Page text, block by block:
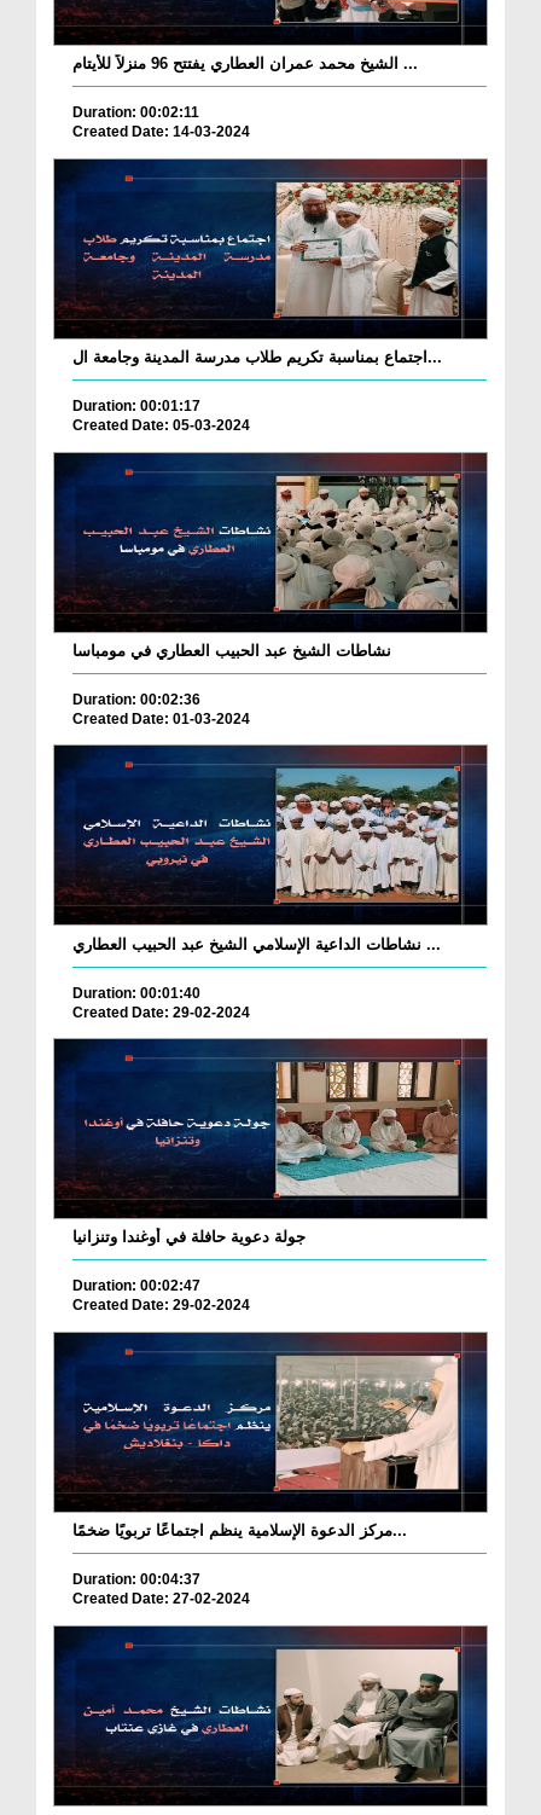
الشيخ محمد عمران العطاري يفتتح 96 منزلاً للأيتام ...
Duration: 00:02:11
Created Date: 14-03-2024
اجتماع بمناسبة تكريم طلاب مدرسة المدينة وجامعة ال...
Duration: 00:01:17
Created Date: 05-03-2024
نشاطات الشيخ عبد الحبيب العطاري في مومباسا
Duration: 00:02:36
Created Date: 01-03-2024
نشاطات الداعية الإسلامي الشيخ عبد الحبيب العطاري ...
Duration: 00:01:40
Created Date: 29-02-2024
جولة دعوية حافلة في أوغندا وتنزانيا
Duration: 00:02:47
Created Date: 29-02-2024
مركز الدعوة الإسلامية ينظم اجتماعًا تربويًا ضخمًا...
Duration: 00:04:37
Created Date: 27-02-2024